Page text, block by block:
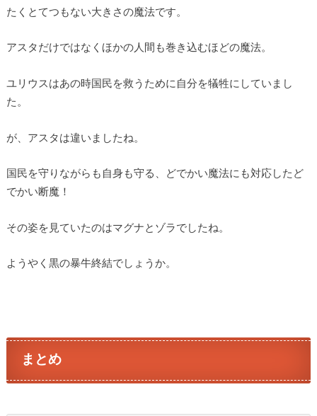
たくとてつもない大きさの魔法です。
アスタだけではなくほかの人間も巻き込むほどの魔法。
ユリウスはあの時国民を救うために自分を犠牲にしていまし
た。
が、アスタは違いましたね。
国民を守りながらも自身も守る、どでかい魔法にも対応したど
でかい断魔！
その姿を見ていたのはマグナとゾラでしたね。
ようやく黒の暴牛終結でしょうか。
まとめ